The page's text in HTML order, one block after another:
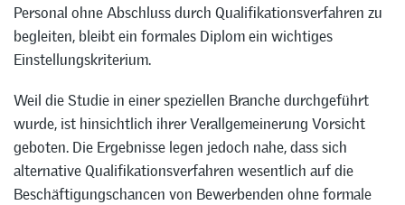
Personal ohne Abschluss durch Qualifikationsverfahren zu
begleiten, bleibt ein formales Diplom ein wichtiges
Einstellungskriterium.
Weil die Studie in einer speziellen Branche durchgeführt
wurde, ist hinsichtlich ihrer Verallgemeinerung Vorsicht
geboten. Die Ergebnisse legen jedoch nahe, dass sich
alternative Qualifikationsverfahren wesentlich auf die
Beschäftigungschancen von Bewerbenden ohne formale